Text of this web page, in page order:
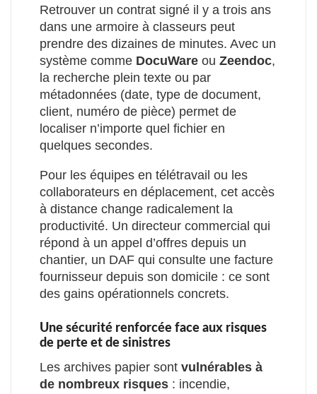
Retrouver un contrat signé il y a trois ans
dans une armoire à classeurs peut
prendre des dizaines de minutes. Avec un
système comme DocuWare ou Zeendoc,
la recherche plein texte ou par
métadonnées (date, type de document,
client, numéro de pièce) permet de
localiser n’importe quel fichier en
quelques secondes.
Pour les équipes en télétravail ou les
collaborateurs en déplacement, cet accès
à distance change radicalement la
productivité. Un directeur commercial qui
répond à un appel d’offres depuis un
chantier, un DAF qui consulte une facture
fournisseur depuis son domicile : ce sont
des gains opérationnels concrets.
Une sécurité renforcée face aux risques
de perte et de sinistres
Les archives papier sont vulnérables à
de nombreux risques : incendie,